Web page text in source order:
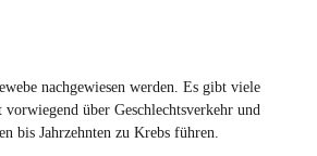
nachgewiesen werden. Es gibt viele
über Geschlechtsverkehr und
bis Jahrzehnten zu Krebs führen.